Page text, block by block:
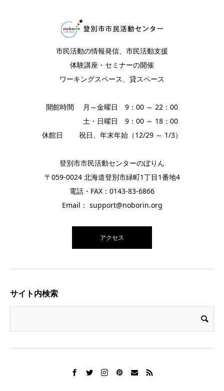
市民活動の情報発信、市民活動支援
体験講座・セミナーの開催
ワーキングスペース、貸スペース
開館時間 月～金曜日 9：00 ～ 22：00
土・日曜日 9：00 ～ 18：00
休館日 祝日、年末年始（12/29 ～ 1/3）
登別市市民活動センターのぼりん
〒059-0024 北海道登別市緑町1丁目1番地4
電話・FAX：0143-83-6866
Email： support@noborin.org
アクセス
サイト内検索